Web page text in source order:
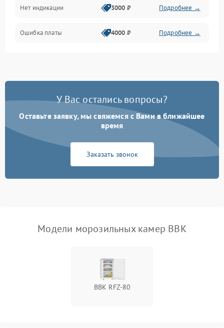
Нет индикации 3000 ₽ Подробнее →
Ошибка платы 4000 ₽ Подробнее →
У Вас остались вопросы?
Оставьте заявку, мы свяжемся с Вами в ближайшее
время
Заказать звонок
Модели морозильных камер BBK
BBK RFZ-80